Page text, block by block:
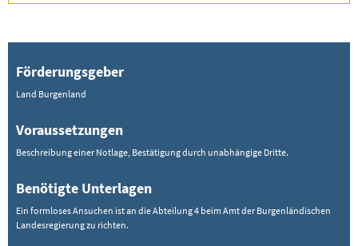
Förderungsgeber
Land Burgenland
Voraussetzungen
Beschreibung einer Notlage, Bestätigung durch unabhängige Dritte.
Benötigte Unterlagen
Ein formloses Ansuchen ist an die Abteilung 4 beim Amt der Burgenländischen
Landesregierung zu richten.